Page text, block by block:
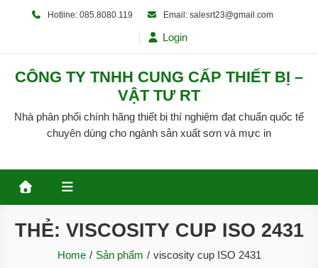
Hotline: 085.8080.119 Email: salesrt23@gmail.com
Login
CÔNG TY TNHH CUNG CẤP THIẾT BỊ –
VẬT TƯ RT
Nhà phân phối chính hãng thiết bị thí nghiệm đạt chuẩn quốc tế
chuyên dùng cho ngành sản xuất sơn và mực in
THẺ: VISCOSITY CUP ISO 2431
Home Sản phẩm viscosity cup ISO 2431